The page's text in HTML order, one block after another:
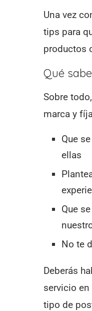
Una vez
tips para
productos
Qué
Sobre
marca y
Que
ellas
Que
No te
Deberás
servicio
tipo de